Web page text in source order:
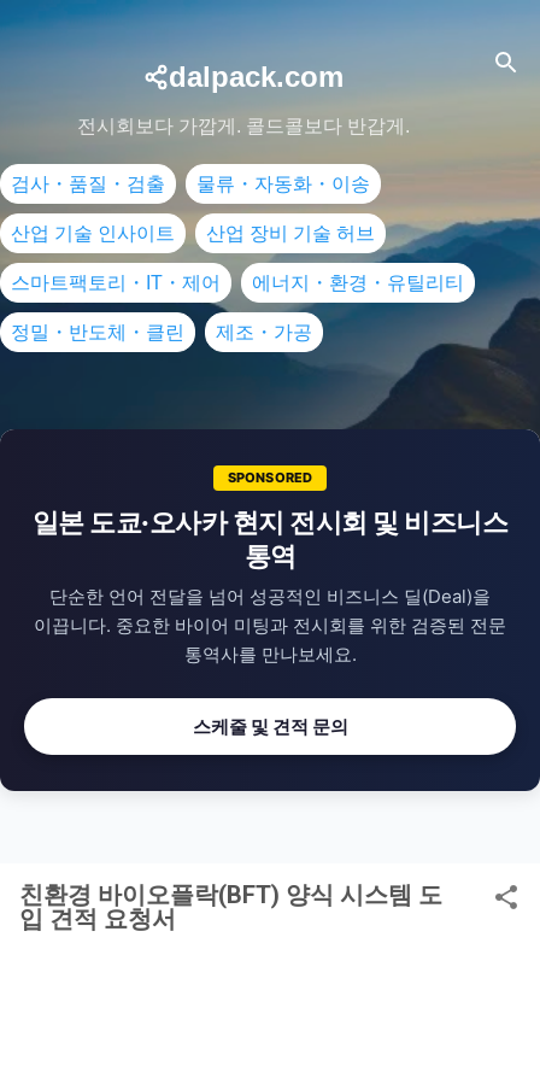
dalpack.com
전시회보다 가깝게. 콜드콜보다 반갑게.
검사・품질・검출 물류・자동화・이송
산업 기술 인사이트 산업 장비 기술 허브
스마트팩토리・IT・제어 에너지・환경・유틸리티
정밀・반도체・클린 제조・가공
SPONSORED
일본 도쿄·오사카 현지 전시회 및 비즈니스
통역, 성공적인 비즈니스 미
단순한 언어 전달을 넘어 성공적인 비즈니스 딜(Deal)을
이끕니다. 중요한 바이어 미팅과 전시회를 위한 검증된 전문
통역사를 만나보세요.
스케줄 및 견적 문의
친환경 바이오플락(BFT) 양식 시스템 도
입 견적 요청서